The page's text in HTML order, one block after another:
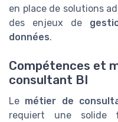
en place de solutions
des enjeux de
données.
Compétences et
consultant BI
Le métier de
requiert une solide